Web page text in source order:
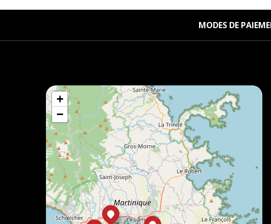
MODES DE
+
−